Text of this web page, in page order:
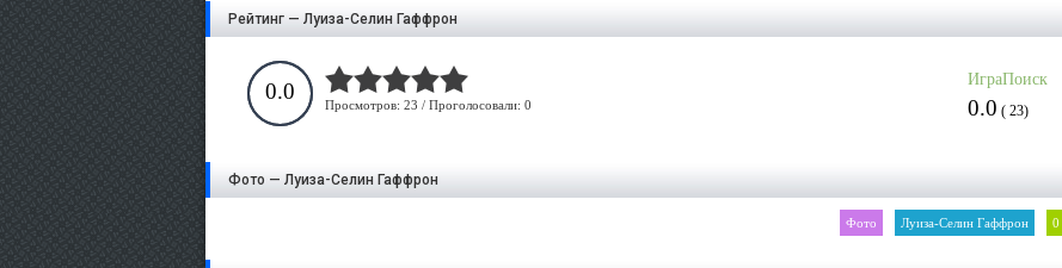
Рейтинг — Луиза-Селин Гаффрон
0.0
Просмотров: 23 / Проголосовали: 0
ИграПоиск
0.0 ( 23)
Фото — Луиза-Селин Гаффрон
0
Луиза-Селин Гаффрон
Фото